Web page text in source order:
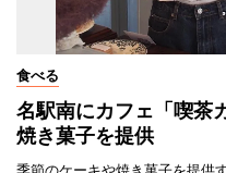
食べる
名駅南にカフェ「喫
焼き菓子を提供